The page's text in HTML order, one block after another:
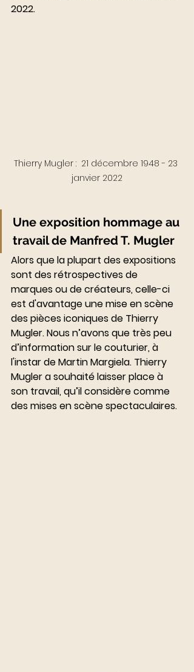
2022.
Thierry Mugler :  21 décembre 1948 - 23
janvier 2022
Une exposition hommage au
travail de Manfred T. Mugler
Alors que la plupart des expositions
sont des rétrospectives de
marques ou de créateurs, celle-ci
est d'avantage une mise en scène
des pièces iconiques de Thierry
Mugler. Nous n’avons que très peu
d’information sur le couturier, à
l'instar de Martin Margiela. Thierry
Mugler a souhaité laisser place à
son travail, qu’il considère comme
des mises en scène spectaculaires.